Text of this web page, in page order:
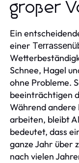
großer
Ein
einer
Schnee, Hagel
ohne Probleme.
beeinträchtigen
Während
arbeiten, bleibt
bedeutet, dass
ganze Jahr über
nach vielen